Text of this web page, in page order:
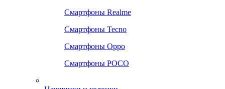
Смартфоны Realme
Смартфоны Tecno
Смартфоны Oppo
Смартфоны POCO